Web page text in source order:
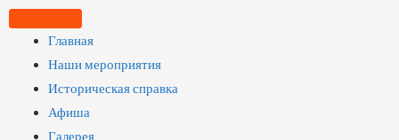
Главная
Наши мероприятия
Историческая справка
Афиша
Галерея